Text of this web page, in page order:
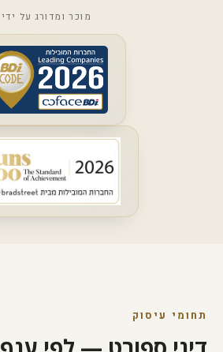
מוכר ומדורג על ידי
תחומי עיסוק